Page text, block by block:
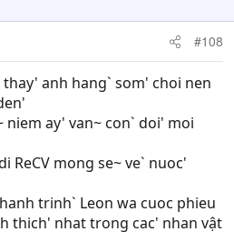
#108
anh hang` som' choi nen
niem ay' van~ con` doi' moi
ReCV mong se~ ve` nuoc'
trinh` Leon wa cuoc phieu
thich' nhat trong cac' nhan vật